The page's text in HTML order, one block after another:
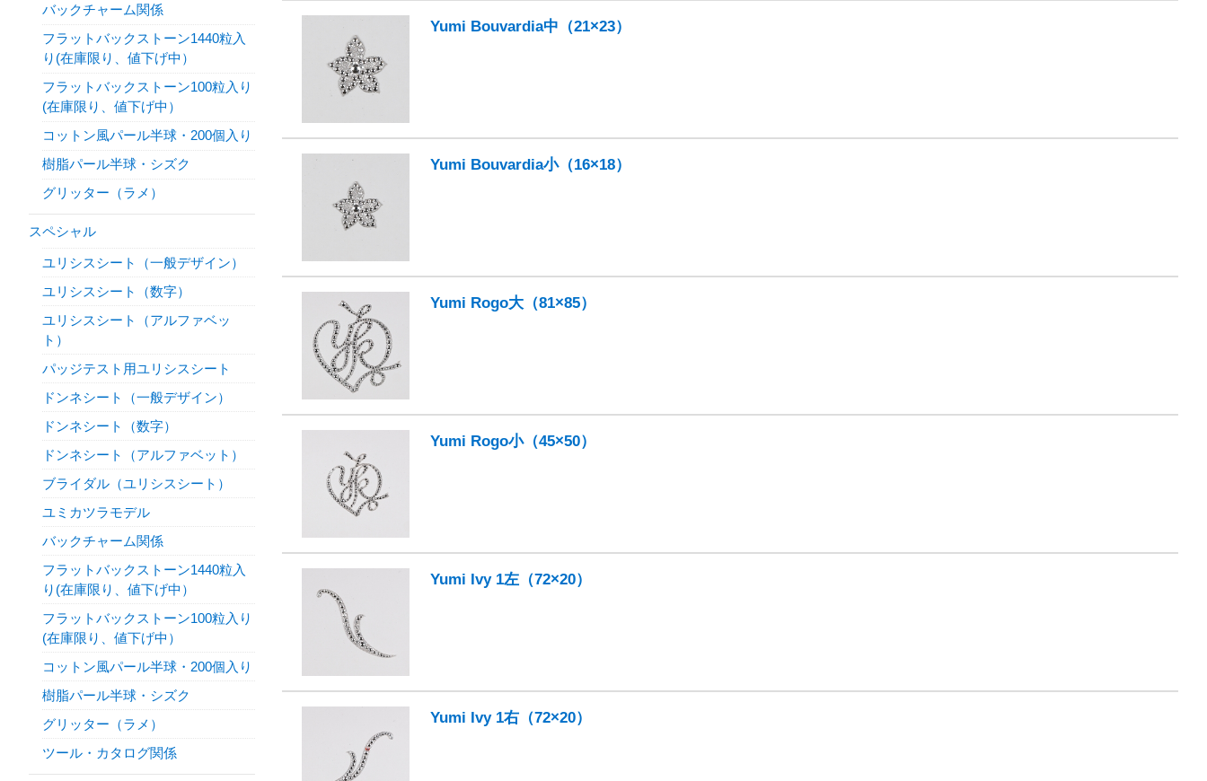
Yumi Bouvardia中（21×23）
Yumi Bouvardia小（16×18）
Yumi Rogo大（81×85）
Yumi Rogo小（45×50）
Yumi Ivy 1左（72×20）
Yumi Ivy 1右（72×20）
バックチャーム関係
フラットバックストーン1440粒入
り(在庫限り、値下げ中）
フラットバックストーン100粒入り
(在庫限り、値下げ中）
コットン風パール半球・200個入り
樹脂パール半球・シズク
グリッター（ラメ）
スペシャル
ユリシスシート（一般デザイン）
ユリシスシート（数字）
ユリシスシート（アルファベッ
ト）
パッジテスト用ユリシスシート
ドンネシート（一般デザイン）
ドンネシート（数字）
ドンネシート（アルファベット）
ブライダル（ユリシスシート）
ユミカツラモデル
バックチャーム関係
フラットバックストーン1440粒入
り(在庫限り、値下げ中）
フラットバックストーン100粒入り
(在庫限り、値下げ中）
コットン風パール半球・200個入り
樹脂パール半球・シズク
グリッター（ラメ）
ツール・カタログ関係